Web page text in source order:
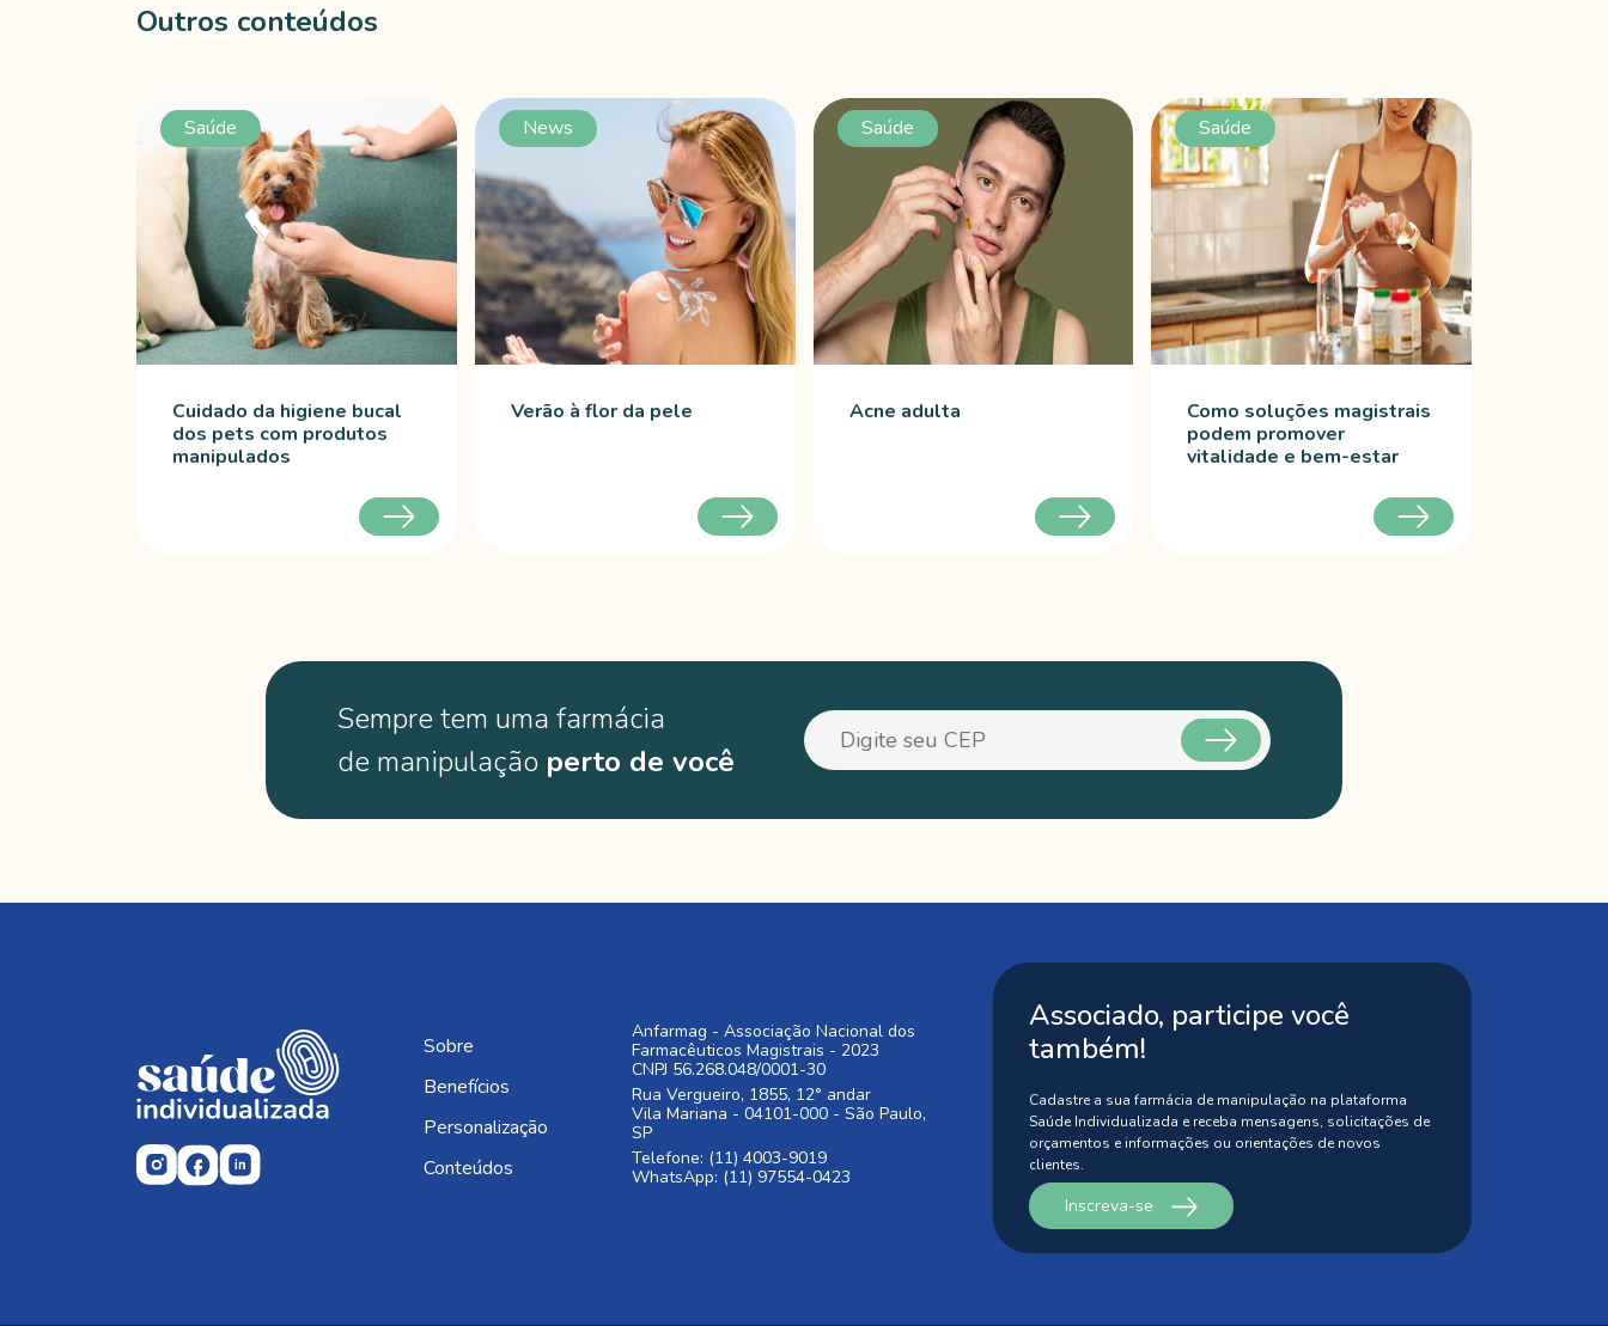
Outros conteúdos
Saúde
Cuidado da higiene bucal
dos pets com produtos
manipulados
News
Verão à flor da pele
Saúde
Acne adulta
Saúde
Como soluções magistrais
podem promover
vitalidade e bem-estar
Sempre tem uma farmácia
de manipulação perto de você
Sobre
Benefícios
Personalização
Conteúdos
Anfarmag - Associação Nacional dos
Farmacêuticos Magistrais - 2023
CNPJ 56.268.048/0001-30
Rua Vergueiro, 1855, 12° andar
Vila Mariana - 04101-000 - São Paulo,
SP
Telefone: (11) 4003-9019
WhatsApp: (11) 97554-0423
Associado, participe você
também!
Cadastre a sua farmácia de manipulação na plataforma
Saúde Individualizada e receba mensagens, solicitações de
orçamentos e informações ou orientações de novos
clientes.
Inscreva-se